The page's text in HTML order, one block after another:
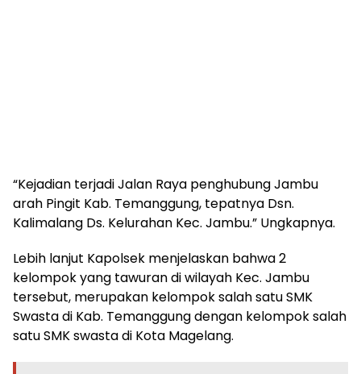
“Kejadian terjadi Jalan Raya penghubung Jambu
arah Pingit Kab. Temanggung, tepatnya Dsn.
Kalimalang Ds. Kelurahan Kec. Jambu.” Ungkapnya.
Lebih lanjut Kapolsek menjelaskan bahwa 2
kelompok yang tawuran di wilayah Kec. Jambu
tersebut, merupakan kelompok salah satu SMK
Swasta di Kab. Temanggung dengan kelompok salah
satu SMK swasta di Kota Magelang.